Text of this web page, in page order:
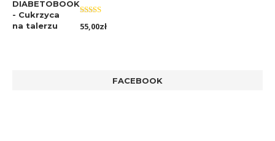
Oceniono
5.00na 5
55,00zł
FACEBOOK